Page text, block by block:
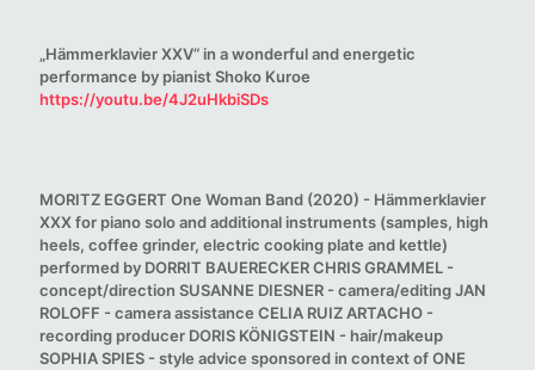
„Hämmerklavier XXV“ in a wonderful and energetic
performance by pianist Shoko Kuroe
https://youtu.be/4J2uHkbiSDs
MORITZ EGGERT One Woman Band (2020) - Hämmerklavier
XXX for piano solo and additional instruments (samples, high
heels, coffee grinder, electric cooking plate and kettle)
performed by DORRIT BAUERECKER CHRIS GRAMMEL -
concept/direction SUSANNE DIESNER - camera/editing JAN
ROLOFF - camera assistance CELIA RUIZ ARTACHO -
recording producer DORIS KÖNIGSTEIN - hair/makeup
SOPHIA SPIES - style advice sponsored in context of ONE